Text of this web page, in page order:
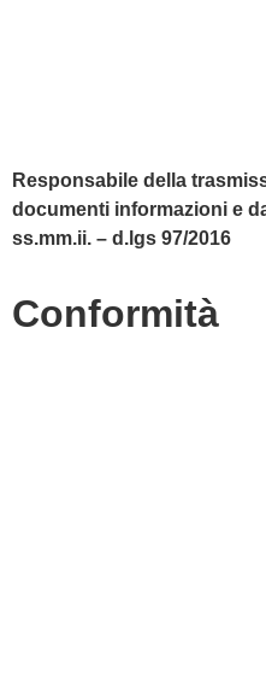
Responsabile della
documenti informazioni e
ss.mm.ii. – d.lgs 97/2016
Conformità